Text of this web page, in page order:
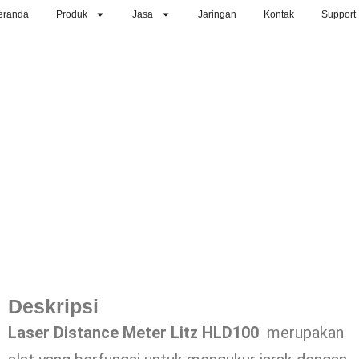
Produk Jasa Jaringan Kontak Support
Deskripsi
Laser Distance Meter Litz HLD100 merupakan